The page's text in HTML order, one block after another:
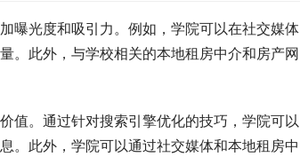
曝光度和吸引力。例如，学院可以在社交媒体
。此外，与学校相关的本地租房中介和房产网
值。通过针对搜索引擎优化的技巧，学院可以
。此外，学院可以通过社交媒体和本地租房中